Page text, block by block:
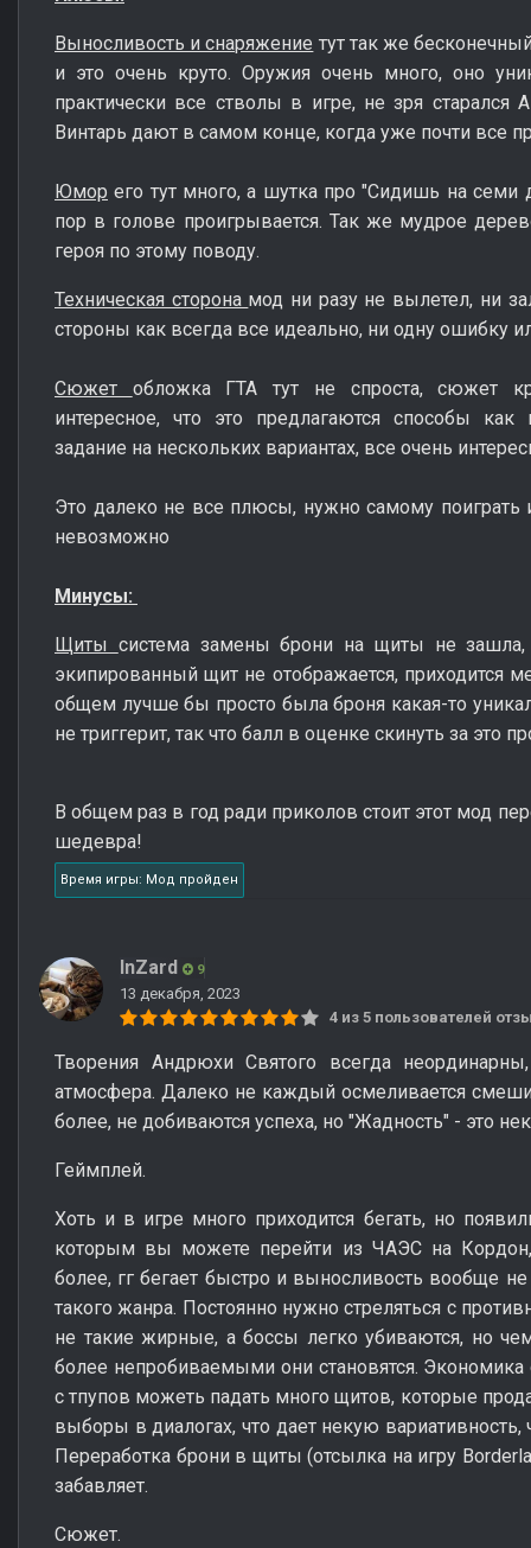
Выносливость и снаряжение тут так же
и это очень круто. Оружия очень много, оно
практически все стволы в игре, не зря
Винтарь дают в самом конце, когда уже почти все
Юмор его тут много, а шутка про "Сидишь на
пор в голове проигрывается. Так же мудрое
героя по этому поводу.
Техническая сторона мод ни разу не вылетел, ни
стороны как всегда все идеально, ни одну ошибку
Сюжет обложка ГТА тут не спроста, сюжет
интересное, что это предлагаются способы
задание на нескольких вариантах, все очень
Это далеко не все плюсы, нужно самому поиграть
невозможно
Минусы:
Щиты система замены брони на щиты не
экипированный щит не отображается, приходится
общем лучше бы просто была броня какая-то
не триггерит, так что балл в оценке скинуть за это
В общем раз в год ради приколов стоит этот мод
шедевра!
Время игры: Мод пройден
InZard 9
13 декабря, 2023
4 из 5 пользователей
Творения Андрюхи Святого всегда
атмосфера. Далеко не каждый осмеливается
более, не добиваются успеха, но "Жадность" - это
Геймплей.
Хоть и в игре много приходится бегать, но
которым вы можете перейти из ЧАЭС на Кордон,
более, гг бегает быстро и выносливость вообще
такого жанра. Постоянно нужно стреляться с
не такие жирные, а боссы легко убиваются, но
более непробиваемыми они становятся.
с тпупов можеть падать много щитов, которые
выборы в диалогах, что дает некую
Переработка брони в щиты (отсылка на игру
забавляет.
Сюжет.